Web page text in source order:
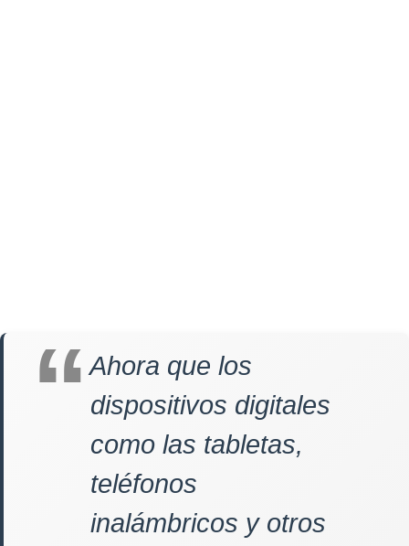
Ahora que los
dispositivos digitales
como las tabletas,
teléfonos
inalámbricos y otros